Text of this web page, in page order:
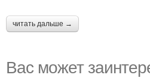
читать дальше →
Вас может